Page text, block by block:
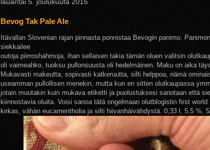
Bevog Tak Pale Ale
Itävallan Slovenian rajan pinnasta ponnistaa Bevogin panimo.
siekkailee
outoja piirroshahmoja, ihan sellaisen takia tämän oluen valitsin
oli vaimeahko, tuoksu pullonsuusta oli hedelmäinen. Maku on aika
Mukavasti makeutta, sopivasti katkeruutta, silti helppoa, nämä
useamman pullollisen menekin, mutta kun en sitten olutkaupassa
jotain muutakin kuin mukava etiketti ja puolustuksesi sanotaan että
kiinnostavia oluita. Voisi sanoa tätä ongelmaan olutblogistin first
kirkas, vähän eucamentholia ja silti hiivanhäivähdystä. 0,33 l, 5,5 %,